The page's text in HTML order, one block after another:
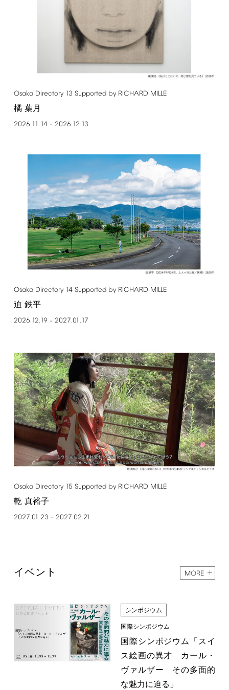
Osaka Directory 13 Supported by RICHARD MILLE
橘 葉月
2026.11.14– 2026.12.13
Osaka Directory 14 Supported by RICHARD MILLE
迫 鉄平
2026.12.19 – 2027.01.17
Osaka Directory 15 Supported by RICHARD MILLE
乾 真裕子
2027.01.23 – 2027.02.21
イベント MORE
シンポジウム
国際シンポジウム
国際シンポジウム「スイ
ス絵画の異才 カール・
ヴァルザー その多面的
な魅力に迫る」